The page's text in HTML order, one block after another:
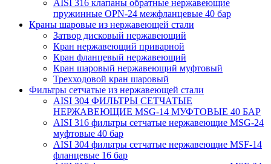
AISI 316 клапаны обратные нержавеющие
пружинные OPN-24 межфланцевые 40 бар
Краны шаровые из нержавеющей стали
Затвор дисковый нержавеющий
Кран нержавеющий приварной
Кран фланцевый нержавеющий
Кран шаровый нержавеющий муфтовый
Трехходовой кран шаровый
Фильтры сетчатые из нержавеющей стали
AISI 304 ФИЛЬТРЫ СЕТЧАТЫЕ
НЕРЖАВЕЮЩИЕ MSG-14 МУФТОВЫЕ 40 БАР
AISI 316 фильтры сетчатые нержавеющие MSG-24
муфтовые 40 бар
AISI 304 фильтры сетчатые нержавеющие MSF-14
фланцевые 16 бар